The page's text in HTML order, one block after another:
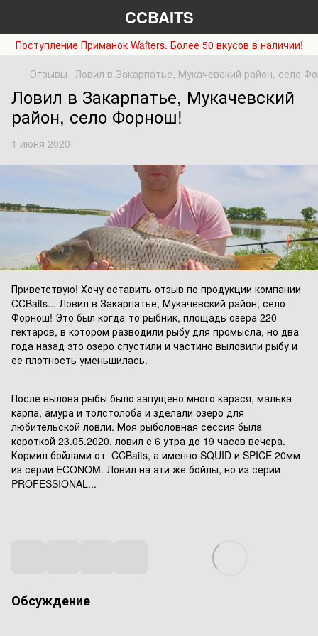
CCBAITS
Поступление Приманок Wafters. Более 50 вкусов в наличии!
Отзывы Ловил в Закарпатье, Мукачевский район, село
Ловил в Закарпатье, Мукачевский
район, село Форнош!
1 июня 2020
Приветствую! Хочу оставить отзыв по продукции компании
CCBaits... Ловил в Закарпатье, Мукачевский район, село
Форнош! Это был когда-то рыбник, площадь озера 220
гектаров, в котором разводили рыбу для промысла, но два
года назад это озеро спустили и частино выловили рыбу и
ее плотность уменьшилась.
После вылова рыбы было запущено много карася, малька
карпа, амура и толстолоба и зделали озеро для
любительской ловли. Моя рыболовная сессия была
короткой 23.05.2020, ловил с 6 утра до 19 часов вечера.
Кормил бойлами от CCBaits, а именно SQUID и SPICE 20мм
из серии ECONOM. Ловил на эти же бойлы, но из серии
PROFESSIONAL...
Обсуждение